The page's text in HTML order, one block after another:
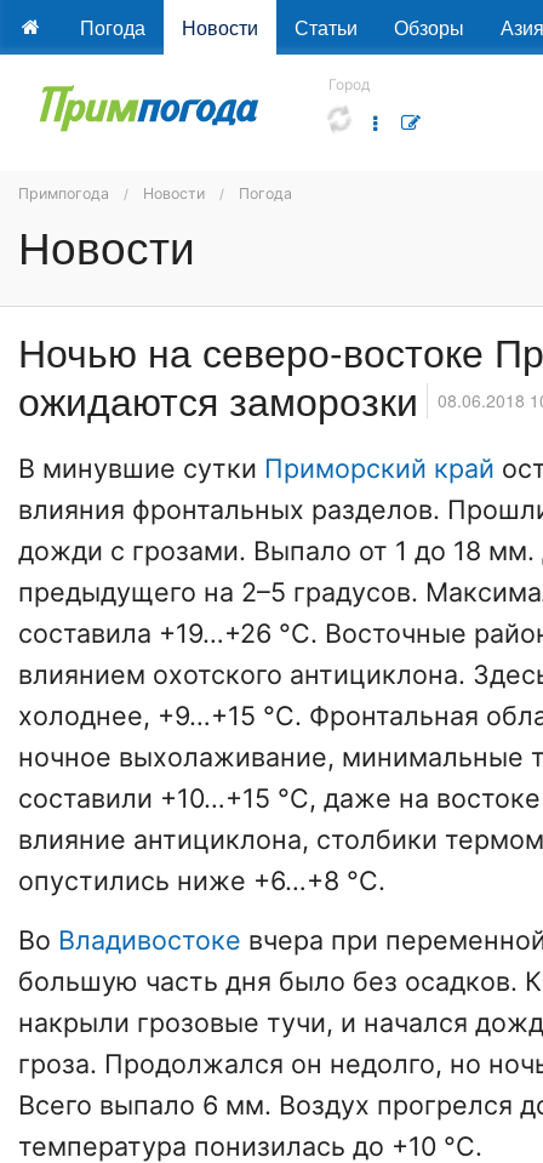
Погода Новости Статьи Обзоры Азия
Город
Примпогода Новости Погода
Новости
Ночью на северо-востоке
ожидаются заморозки
08.06.2018
В минувшие сутки Приморский край
влияния фронтальных разделов.
дожди с грозами. Выпало от 1 до 18
предыдущего на 2–5 градусов.
составила +19…+26 °C. Восточные
влиянием охотского антициклона.
холоднее, +9…+15 °C. Фронтальная
ночное выхолаживание, минимальные
составили +10…+15 °C, даже на
влияние антициклона, столбики
опустились ниже +6…+8 °C.
Во Владивостоке вчера при
большую часть дня было без осадков.
накрыли грозовые тучи, и начался
гроза. Продолжался он недолго, но
Всего выпало 6 мм. Воздух прогрелся
температура понизилась до +10 °C.